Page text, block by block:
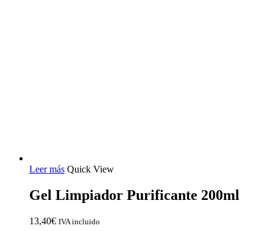
Leer más Quick View
Gel Limpiador Purificante 200ml
13,40€ IVA incluido